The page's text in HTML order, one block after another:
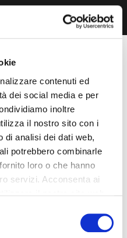
contenuti ed
dei social media e per
inoltre
il nostro sito con i
di analisi dei dati web,
potrebbero combinarle
loro o che hanno
servizi. Acconsenta ai